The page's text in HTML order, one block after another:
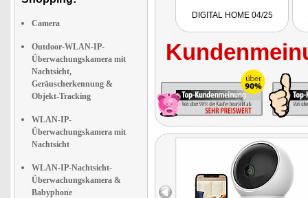
Camera
Outdoor-WLAN-IP-
Überwachungskamera mit
Nachtsicht,
Geräuscherkennung &
Objekt-Tracking
WLAN-IP-
Überwachungskamera mit
Nachtsicht
WLAN-IP-Nachtsicht-
Überwachungskamera &
Babyphone
DIGITAL HOME 04/25